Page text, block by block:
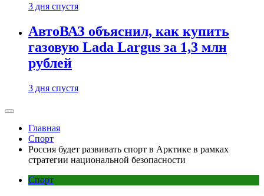
3 дня спустя
АвтоВАЗ объяснил, как купить
газовую Lada Largus за 1,3 млн
рублей
3 дня спустя
Главная
Спорт
Россия будет развивать спорт в Арктике в рамках
стратегии национальной безопасности
Спорт